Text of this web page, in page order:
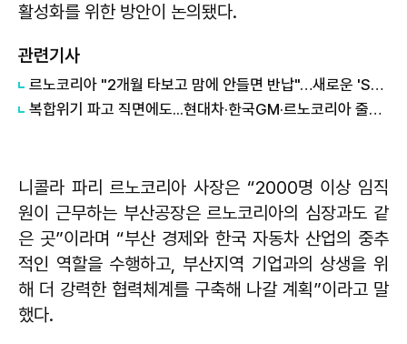
활성화를 위한 방안이 논의됐다.
관련기사
르노코리아 "2개월 타보고 맘에 안들면 반납"…새로운 'SUV 구매 방식' 호응
복합위기 파고 직면에도...현대차·한국GM·르노코리아 줄파업 수순
니콜라 파리 르노코리아 사장은 “2000명 이상 임직
원이 근무하는 부산공장은 르노코리아의 심장과도 같
은 곳”이라며 “부산 경제와 한국 자동차 산업의 중추
적인 역할을 수행하고, 부산지역 기업과의 상생을 위
해 더 강력한 협력체계를 구축해 나갈 계획”이라고 말
했다.